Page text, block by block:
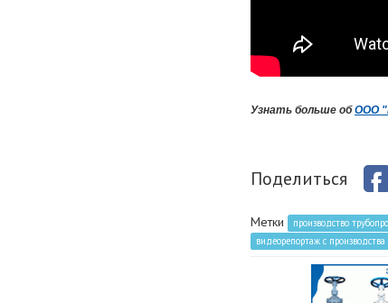
Узнать больше обООО
Поделиться
Метки производство
видеорепортаж с производства